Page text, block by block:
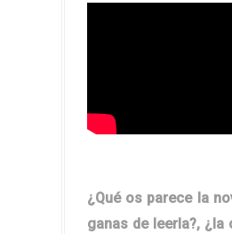
¿Qué os parece la
ganas de leerla?, ¿la